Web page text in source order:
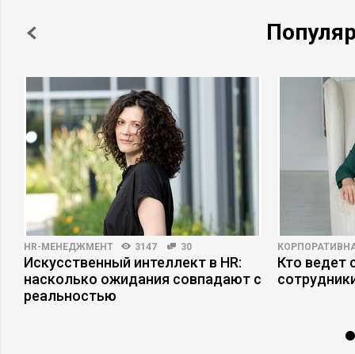
HR-МЕНЕДЖМЕНТ 3147 30
Искусственный интеллект в HR:
насколько ожидания совпадают с
реальностью
Кто ведет